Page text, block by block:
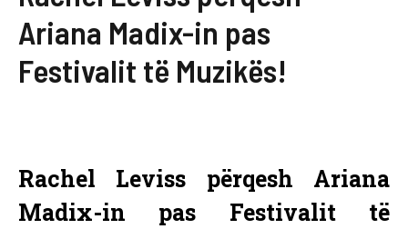
Ariana Madix-in pas
Festivalit të Muzikës!
Rachel Leviss përqesh Ariana
Madix-in pas Festivalit të